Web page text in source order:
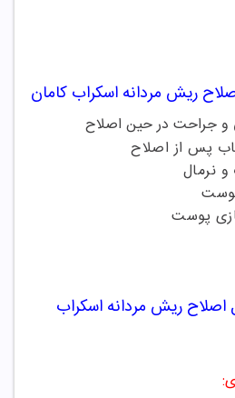
ریش مردانه اسکراب کامان
و جراحت در حین اصلاح
پس از اصلاح
نرمال
پوست
اصلاح ریش مردانه اسکراب